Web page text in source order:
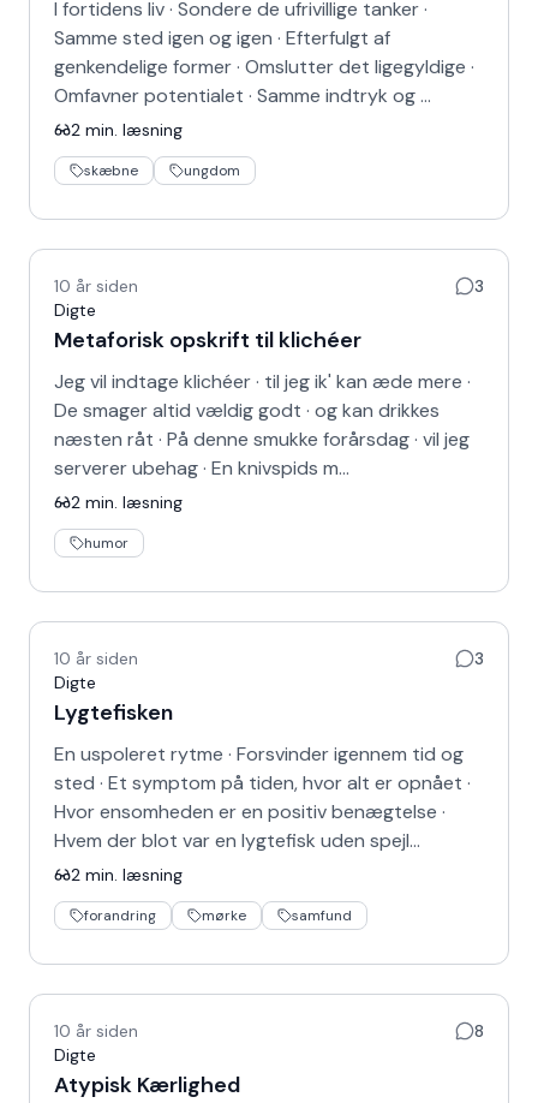
I fortidens liv · Sondere de ufrivillige tanker ·
Samme sted igen og igen · Efterfulgt af
genkendelige former · Omslutter det ligegyldige ·
Omfavner potentialet · Samme indtryk og …
2 min. læsning
skæbne ungdom
10 år siden
3
Digte
Metaforisk opskrift til klichéer
Jeg vil indtage klichéer · til jeg ik' kan æde mere ·
De smager altid vældig godt · og kan drikkes
næsten råt · På denne smukke forårsdag · vil jeg
serverer ubehag · En knivspids m…
2 min. læsning
humor
10 år siden
3
Digte
Lygtefisken
En uspoleret rytme · Forsvinder igennem tid og
sted · Et symptom på tiden, hvor alt er opnået ·
Hvor ensomheden er en positiv benægtelse ·
Hvem der blot var en lygtefisk uden spejl…
2 min. læsning
forandring mørke samfund
10 år siden
8
Digte
Atypisk Kærlighed